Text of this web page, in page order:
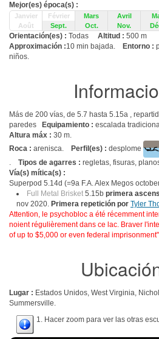
Mejor(es) época(s) :
Janvier Février Mars Avril
Août
Sept. Oct. Nov.
Orientación(es) : Todas Altitud : 500 m
Approximación :10 min bajada. Entorno :
niños.
Más de 200 vías, de 5.7 hasta 5.15a ,
paredes
Equipamiento : escalada
Altura máx : 30 m.
Roca : arenisca. Perfil(es) : desplome
. Tipos de agarres : regletas, fisuras,
Vía(s) mítica(s) :
Superpod 5.14d (=9a F.A. Alex Megos
Full Metal Brisket 5.15b primera
nov 2020. Primera repetición por Tyler
Attention, le psychobloc a été récemment
noient régulièrement dans ce lac. Braver
of up to $5,000 or even federal
Lugar : Estados Unidos, West Virginia,
Summersville.
1. Hacer zoom para ver las otras